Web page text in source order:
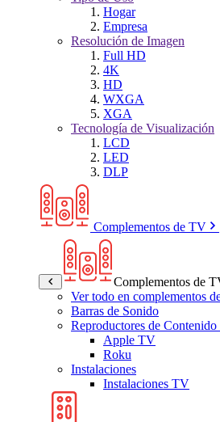
Hogar
Empresa
Resolución de Imagen
Full HD
4K
HD
WXGA
XGA
Tecnología de Visualización
LCD
LED
DLP
Complementos de TV
Complementos de
Ver todo en complementos
Barras de Sonido
Reproductores de
Apple TV
Roku
Instalaciones
Instalaciones TV